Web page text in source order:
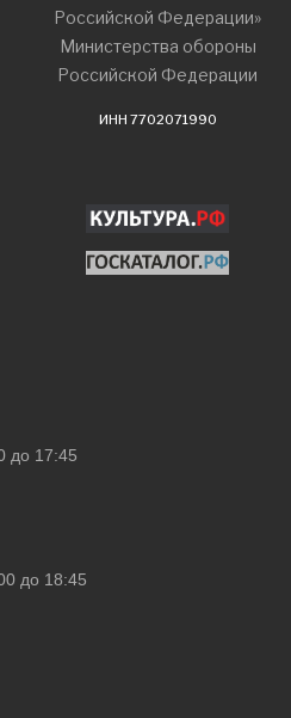
Российской Федерации»
Министерства обороны
Российской Федерации
ИНН 7702071990
до 17:45
до 18:45